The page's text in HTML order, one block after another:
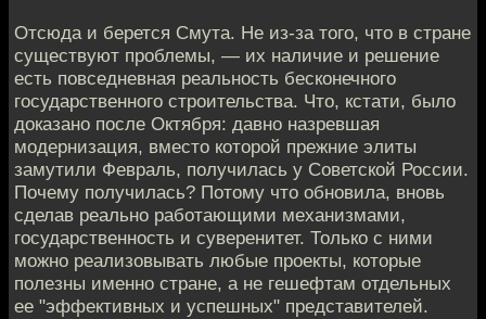
Отсюда и берется Смута. Не из-за того, что в стране
существуют проблемы, — их наличие и решение
есть повседневная реальность бесконечного
государственного строительства. Что, кстати, было
доказано после Октября: давно назревшая
модернизация, вместо которой прежние элиты
замутили Февраль, получилась у Советской России.
Почему получилась? Потому что обновила, вновь
сделав реально работающими механизмами,
государственность и суверенитет. Только с ними
можно реализовывать любые проекты, которые
полезны именно стране, а не гешефтам отдельных
ее "эффективных и успешных" представителей.